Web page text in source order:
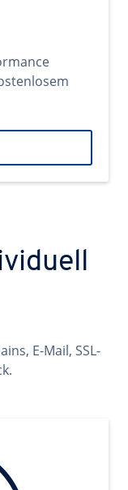
E-Mail, SSL-